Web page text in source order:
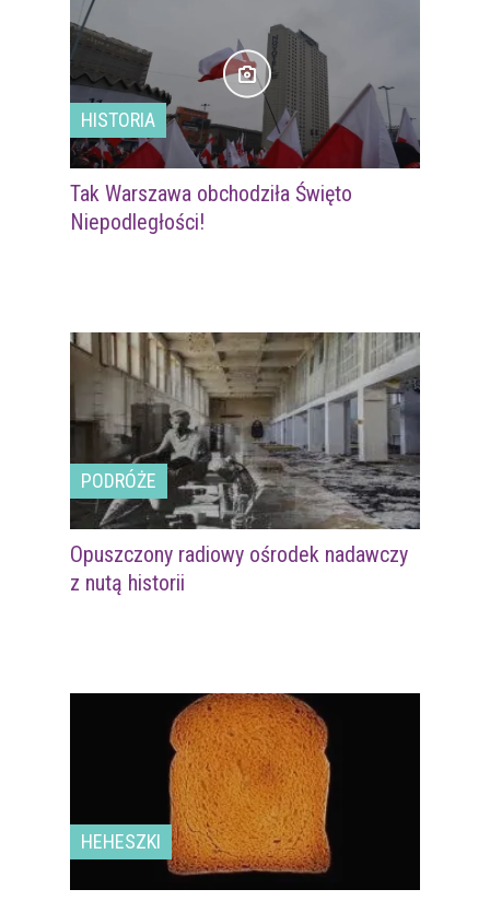
HISTORIA
Tak Warszawa obchodziła Święto
Niepodległości!
PODRÓŻE
Opuszczony radiowy ośrodek nadawczy
z nutą historii
HEHESZKI